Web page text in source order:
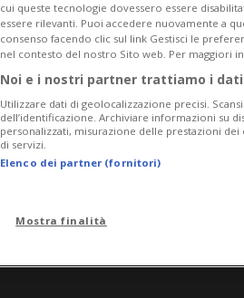
cui queste tecnologie dovessero essere
essere rilevanti. Puoi accedere nuovamente a
consenso facendo clic sul link Gestisci le
nel contesto del nostro Sito web. Per maggiori
Noi e i nostri partner trattiamo i
Utilizzare dati di geolocalizzazione precisi.
dell’identificazione. Archiviare informazioni su
personalizzati, misurazione delle prestazioni
di servizi.
Elenco dei partner (fornitori)
Mostra finalità